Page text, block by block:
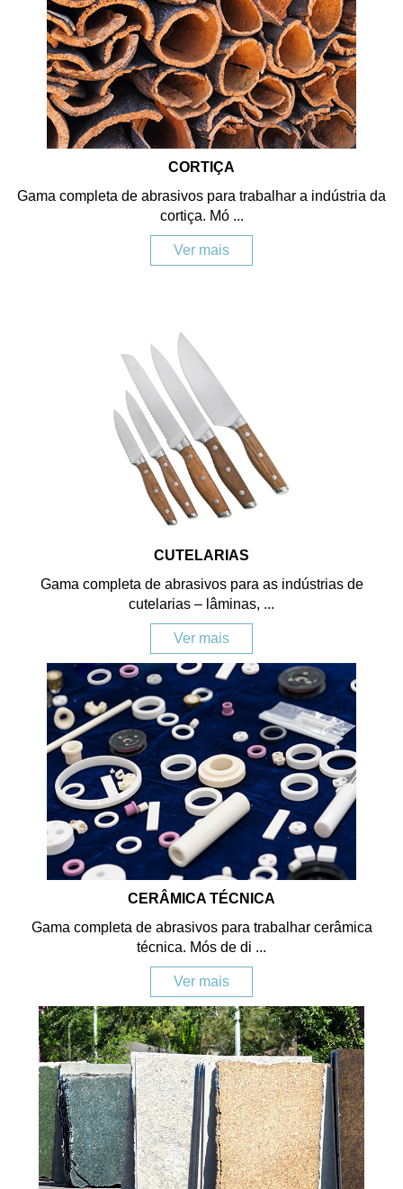
CORTIÇA
Gama completa de abrasivos para trabalhar a indústria da
cortiça. Mó ...
Ver mais
CUTELARIAS
Gama completa de abrasivos para as indústrias de
cutelarias – lâminas, ...
Ver mais
CERÂMICA TÉCNICA
Gama completa de abrasivos para trabalhar cerâmica
técnica. Mós de di ...
Ver mais